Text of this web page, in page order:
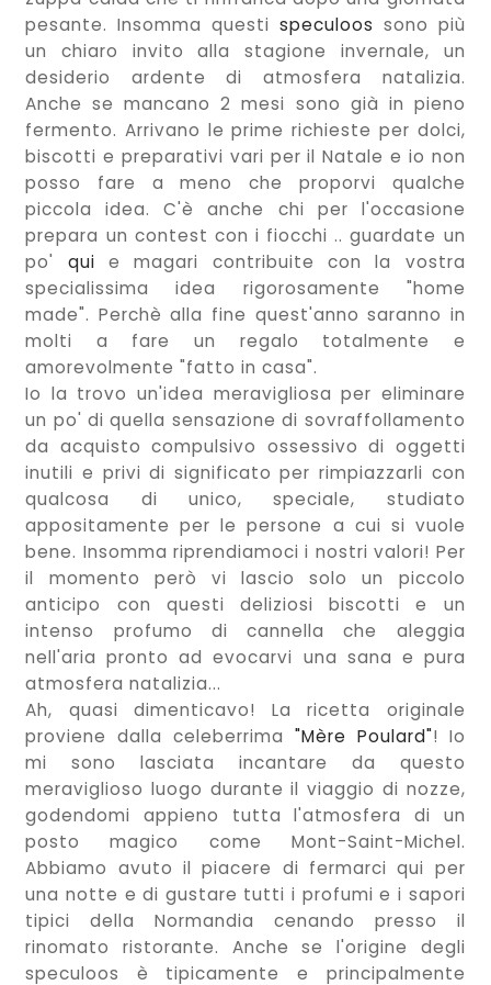
pesante. Insomma questi speculoos sono più
un chiaro invito alla stagione invernale, un
desiderio ardente di atmosfera natalizia.
Anche se mancano 2 mesi sono già in pieno
fermento. Arrivano le prime richieste per dolci,
biscotti e preparativi vari per il Natale e io non
posso fare a meno che proporvi qualche
piccola idea. C'è anche chi per l'occasione
prepara un contest con i fiocchi .. guardate un
po' qui e magari contribuite con la vostra
specialissima idea rigorosamente "home
made". Perchè alla fine quest'anno saranno in
molti a fare un regalo totalmente e
amorevolmente "fatto in casa".
Io la trovo un'idea meravigliosa per eliminare
un po' di quella sensazione di sovraffollamento
da acquisto compulsivo ossessivo di oggetti
inutili e privi di significato per rimpiazzarli con
qualcosa di unico, speciale, studiato
appositamente per le persone a cui si vuole
bene. Insomma riprendiamoci i nostri valori! Per
il momento però vi lascio solo un piccolo
anticipo con questi deliziosi biscotti e un
intenso profumo di cannella che aleggia
nell'aria pronto ad evocarvi una sana e pura
atmosfera natalizia...
Ah, quasi dimenticavo! La ricetta originale
proviene dalla celeberrima "Mère Poulard"! Io
mi sono lasciata incantare da questo
meraviglioso luogo durante il viaggio di nozze,
godendomi appieno tutta l'atmosfera di un
posto magico come Mont-Saint-Michel.
Abbiamo avuto il piacere di fermarci qui per
una notte e di gustare tutti i profumi e i sapori
tipici della Normandia cenando presso il
rinomato ristorante. Anche se l'origine degli
speculoos è tipicamente e principalmente